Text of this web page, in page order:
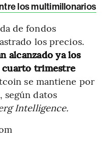
los multimillonarios
de fondos
los precios.
alcanzado ya los
cuarto trimestre
se mantiene por
según datos
Intelligence.